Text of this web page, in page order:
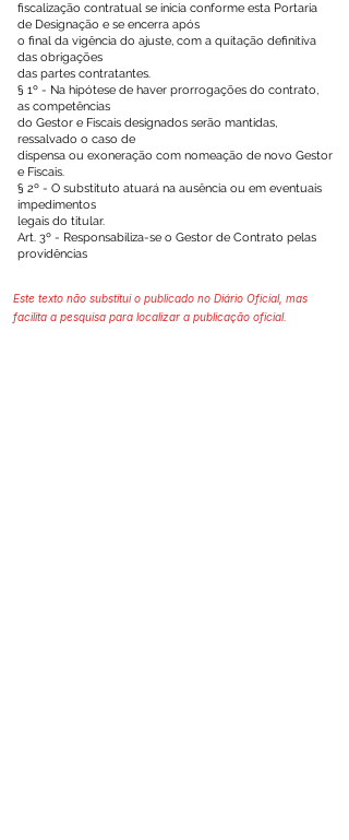
fiscalização contratual se inicia conforme esta Portaria
de Designação e se encerra após
o final da vigência do ajuste, com a quitação definitiva
das obrigações
das partes contratantes.
§ 1º - Na hipótese de haver prorrogações do contrato,
as competências
do Gestor e Fiscais designados serão mantidas,
ressalvado o caso de
dispensa ou exoneração com nomeação de novo Gestor
e Fiscais.
§ 2º - O substituto atuará na ausência ou em eventuais
impedimentos
legais do titular.
Art. 3º - Responsabiliza-se o Gestor de Contrato pelas
providências
Este texto não substitui o publicado no Diário Oficial, mas
facilita a pesquisa para localizar a publicação oficial.